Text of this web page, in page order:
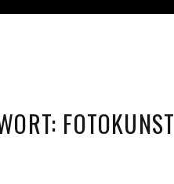
FOTOKUNST